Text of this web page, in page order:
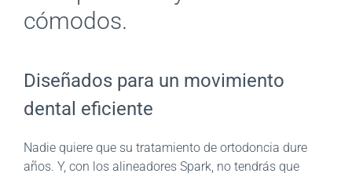
cómodos.
Diseñados para un movimiento
dental eficiente
Nadie quiere que su tratamiento de ortodoncia dure
años. Y, con los alineadores Spark, no tendrás que